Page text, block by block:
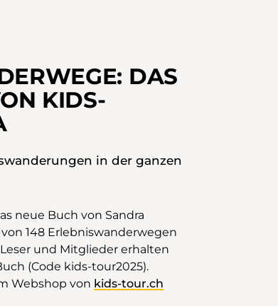
DAS
KIDS-
in der ganzen
neue Buch von Sandra
148 Erlebniswanderwegen
und Mitglieder erhalten
(Code kids-tour2025).
Webshop von kids-tour.ch